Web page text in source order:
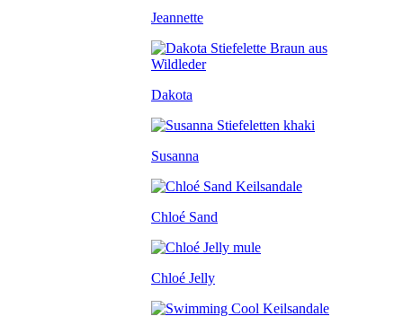
Jeannette
Dakota
Susanna
Chloé Sand
Chloé Jelly